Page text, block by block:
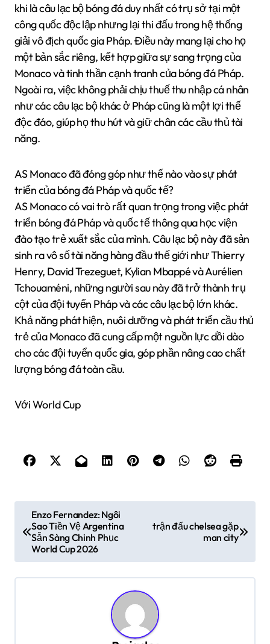
khi là câu lạc bộ bóng đá duy nhất có trụ sở tại một
công quốc độc lập nhưng lại thi đấu trong hệ thống
giải vô địch quốc gia Pháp. Điều này mang lại cho họ
một bản sắc riêng, kết hợp giữa sự sang trọng của
Monaco và tinh thần cạnh tranh của bóng đá Pháp.
Ngoài ra, việc không phải chịu thuế thu nhập cá nhân
như các câu lạc bộ khác ở Pháp cũng là một lợi thế
độc đáo, giúp họ thu hút và giữ chân các cầu thủ tài
năng.
AS Monaco đã đóng góp như thế nào vào sự phát
triển của bóng đá Pháp và quốc tế?
AS Monaco có vai trò rất quan trọng trong việc phát
triển bóng đá Pháp và quốc tế thông qua học viện
đào tạo trẻ xuất sắc của mình. Câu lạc bộ này đã sản
sinh ra vô số tài năng hàng đầu thế giới như Thierry
Henry, David Trezeguet, Kylian Mbappé và Aurélien
Tchouaméni, những người sau này đã trở thành trụ
cột của đội tuyển Pháp và các câu lạc bộ lớn khác.
Khả năng phát hiện, nuôi dưỡng và phát triển cầu thủ
trẻ của Monaco đã cung cấp một nguồn lực dồi dào
cho các đội tuyển quốc gia, góp phần nâng cao chất
lượng bóng đá toàn cầu.
Với World Cup
Enzo Fernandez: Ngôi
Sao Tiền Vệ Argentina
Sẵn Sàng Chinh Phục
World Cup 2026
trận đấu chelsea gặp
man city